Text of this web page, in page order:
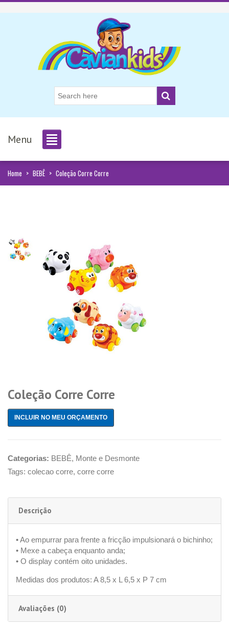
Menu
Home > BEBÊ > Coleção Corre Corre
Coleção Corre Corre
INCLUIR NO MEU ORÇAMENTO
Categorias: BEBÊ, Monte e Desmonte
Tags: colecao corre, corre corre
Descrição
• Ao empurrar para frente a fricção impulsionará o bichinho;
• Mexe a cabeça enquanto anda;
• O display contém oito unidades.
Medidas dos produtos: A 8,5 x L 6,5 x P 7 cm
Avaliações (0)